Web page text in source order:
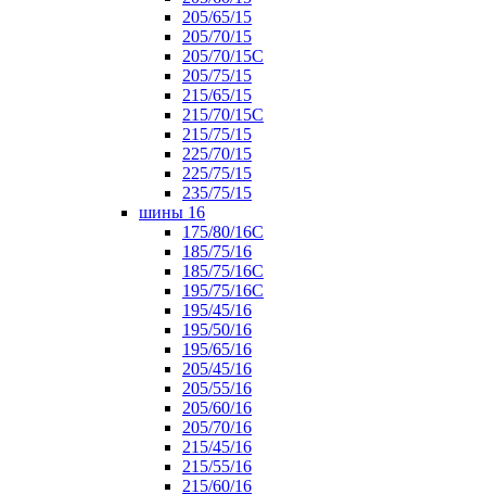
205/65/15
205/70/15
205/70/15С
205/75/15
215/65/15
215/70/15C
215/75/15
225/70/15
225/75/15
235/75/15
шины 16
175/80/16С
185/75/16
185/75/16С
195/75/16С
195/45/16
195/50/16
195/65/16
205/45/16
205/55/16
205/60/16
205/70/16
215/45/16
215/55/16
215/60/16